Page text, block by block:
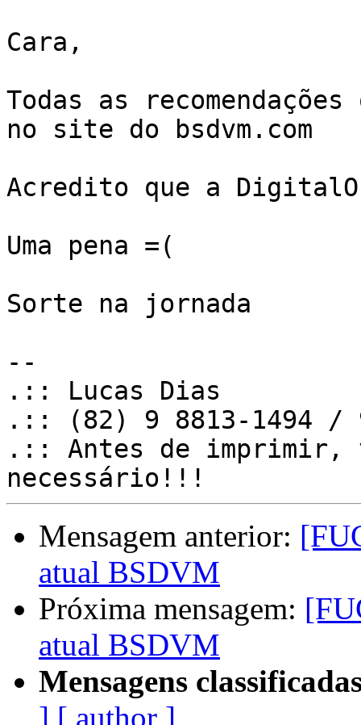
Cara,
Todas as
no site do bsdvm.com
Acredito que a
Uma pena =(
Sorte na jornada
--
.:: Lucas Dias
.:: (82) 9 8813-1494 /
.:: Antes de imprimir,
Mensagem anterior:
atual BSDVM
Próxima mensagem:
atual BSDVM
Mensagens
] [ author ]